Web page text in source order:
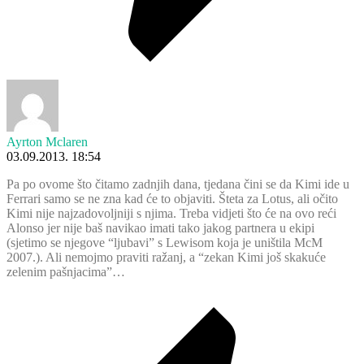
Ayrton Mclaren
03.09.2013. 18:54
Pa po ovome što čitamo zadnjih dana, tjedana čini se da Kimi ide u
Ferrari samo se ne zna kad će to objaviti. Šteta za Lotus, ali očito
Kimi nije najzadovoljniji s njima. Treba vidjeti što će na ovo reći
Alonso jer nije baš navikao imati tako jakog partnera u ekipi
(sjetimo se njegove “ljubavi” s Lewisom koja je uništila McM
2007.). Ali nemojmo praviti ražanj, a “zekan Kimi još skakuće
zelenim pašnjacima”…